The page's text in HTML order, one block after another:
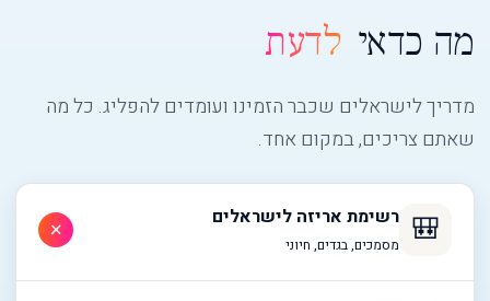
מה כדאי לדעת
מדריך לישראלים שכבר הזמינו ועומדים להפליג. כל מה
שאתם צריכים, במקום אחד.
🎒 רשימת אריזה לישראלים
מסמכים, בגדים, חיוני +